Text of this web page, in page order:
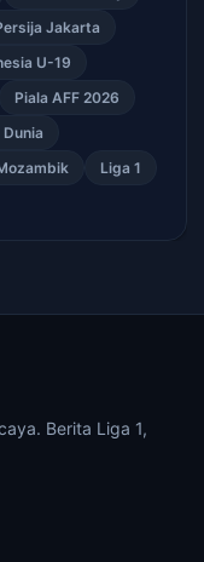
Jakarta
U-19
Piala AFF 2026
Liga 1
Berita Liga 1,